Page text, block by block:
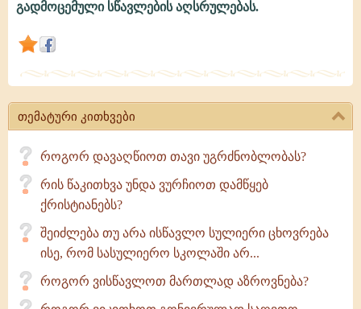
გადმოცემული სწავლების აღსრულებას.
თემატური კითხვები
როგორ დავაღწიოთ თავი უგრძნობლობას?
რის წაკითხვა უნდა ვურჩიოთ დამწყებ
ქრისტიანებს?
შეიძლება თუ არა ისწავლო სულიერი ცხოვრება
ისე, რომ სასულიერო სკოლაში არ...
როგორ ვისწავლოთ მართლად აზროვნება?